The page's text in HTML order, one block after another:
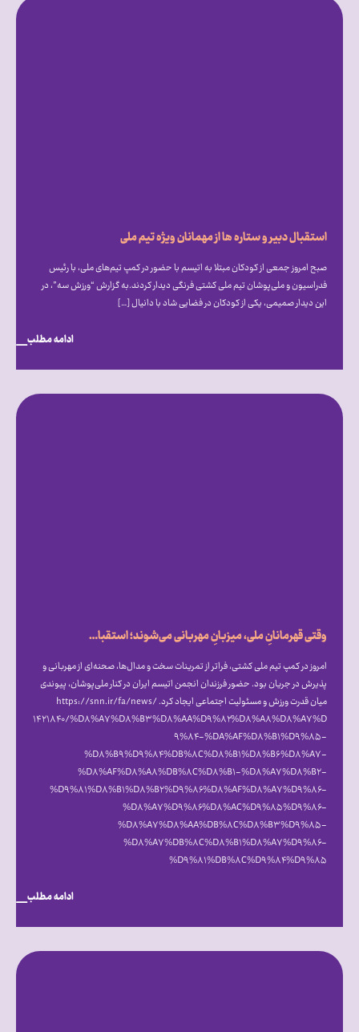
استقبال دبیر و ستاره ها از مهمانان ویژه تیم ملی
صبح امروز جمعی از کودکان مبتلا به اتیسم با حضور در کمپ تیم‌های ملی، با رئیس
فدراسیون و ملی‌پوشان تیم ملی کشتی فرنگی دیدار کردند.به گزارش “ورزش سه”، در
این دیدار صمیمی، یکی از کودکان در فضایی شاد با دانیال […]
ادامه مطلب
وقتی قهرمانانِ ملی، میزبانِ مهربانی می‌شوند؛ استقبال گرم علیرضا دبیر از فرزندان انجمن اتیسم ایران [همراه با فیلم]
امروز در کمپ تیم ملی کشتی، فراتر از تمرینات سخت و مدال‌ها، صحنه‌ای از مهربانی و
پذیرش در جریان بود. حضور فرزندان انجمن اتیسم ایران در کنار ملی‌پوشان، پیوندی
میان قدرت ورزش و مسئولیت اجتماعی ایجاد کرد. https://snn.ir/fa/news/
۱۴۲۱۸۴۰/%D۸%A۷%D۸%B۳%D۸%AA%D۹%۸۲%D۸%A۸%D۸%A۷%D
۹%۸۴-%DA%AF%D۸%B۱%D۹%۸۵-
%D۸%B۹%D۹%۸۴%DB%۸C%D۸%B۱%D۸%B۶%D۸%A۷-
%D۸%AF%D۸%A۸%DB%۸C%D۸%B۱-%D۸%A۷%D۸%B۲-
%D۹%۸۱%D۸%B۱%D۸%B۲%D۹%۸۶%D۸%AF%D۸%A۷%D۹%۸۶-
%D۸%A۷%D۹%۸۶%D۸%AC%D۹%۸۵%D۹%۸۶-
%D۸%A۷%D۸%AA%DB%۸C%D۸%B۳%D۹%۸۵-
%D۸%A۷%DB%۸C%D۸%B۱%D۸%A۷%D۹%۸۶-
%D۹%۸۱%DB%۸C%D۹%۸۴%D۹%۸۵
ادامه مطلب